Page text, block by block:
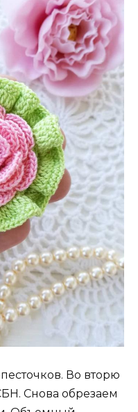
Во вторю
Снова обрезаем